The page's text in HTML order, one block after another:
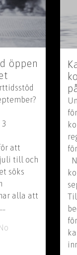
öppen
att
till och
söks
alla att